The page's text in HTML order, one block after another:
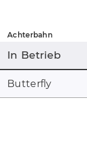
Achterbahn
In Betrieb
Butterfly